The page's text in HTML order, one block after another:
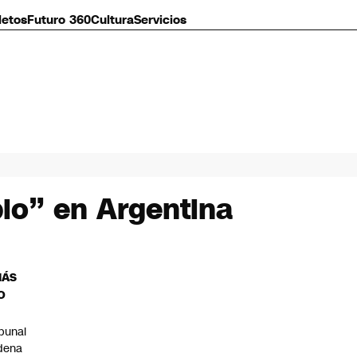
Futuro 360CulturaServicios
en Argentina